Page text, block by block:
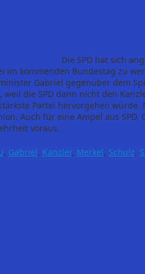
Die SPD hat sich
im kommenden Bundestag zu
Gabriel gegenüber dem
die SPD dann nicht den
Partei hervorgehen würde.
Auch für eine Ampel aus
voraus.
, Gabriel, Kanzler, Merkel, Schulz,